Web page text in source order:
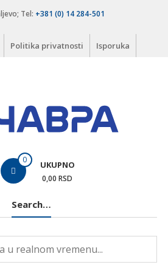
Tel: +381 (0) 14 284-501
Politika privatnosti Isporuka
0 UKUPNO
0,00 RSD
Search…